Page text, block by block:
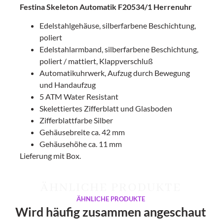
Festina Skeleton Automatik F20534/1 Herrenuhr
Edelstahlgehäuse, silberfarbene Beschichtung,
poliert
Edelstahlarmband, silberfarbene Beschichtung,
poliert / mattiert, Klappverschluß
Automatikuhrwerk, Aufzug durch Bewegung
und Handaufzug
5 ATM Water Resistant
Skelettiertes Zifferblatt und Glasboden
Zifferblattfarbe Silber
Gehäusebreite ca. 42 mm
Gehäusehöhe ca. 11 mm
Lieferung mit Box.
ÄHNLICHE PRODUKTE
Wird häufig zusammen angeschaut